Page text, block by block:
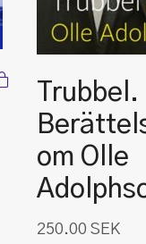
Trubbel.
om Olle
250.00 SEK